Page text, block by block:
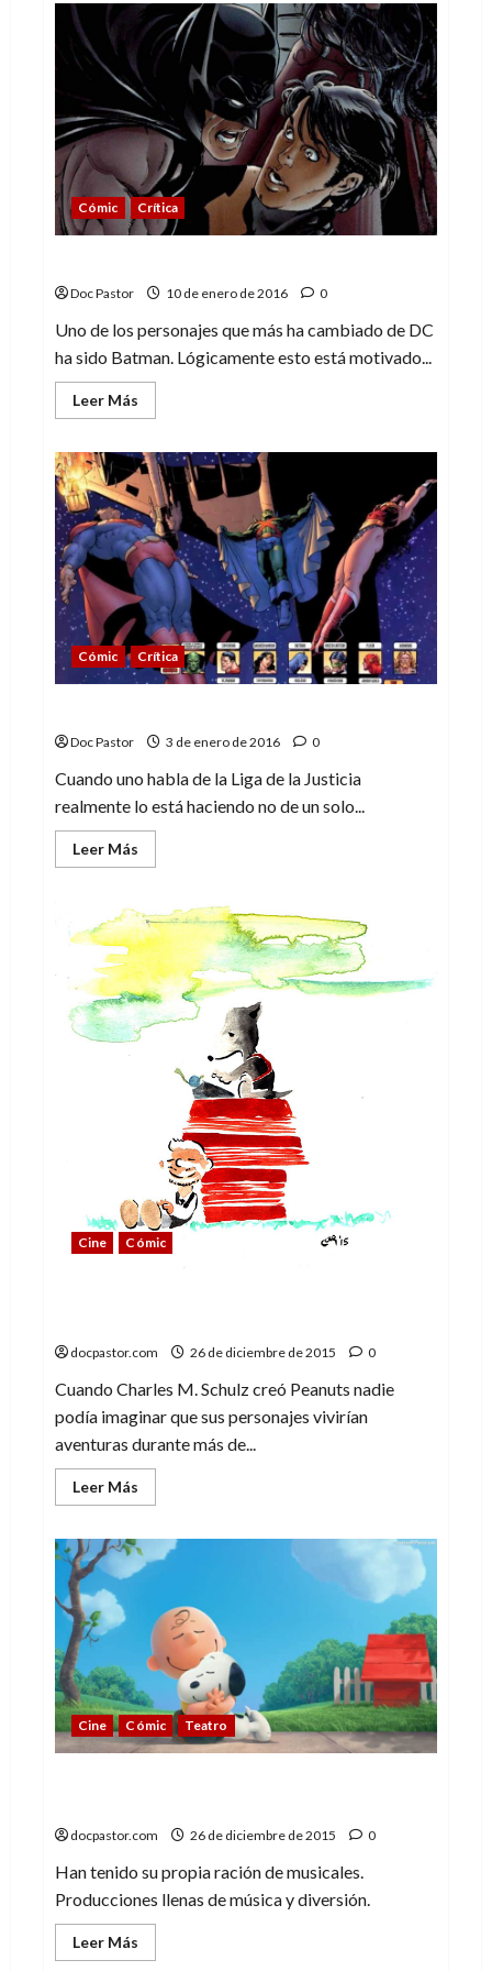
Spider-
Man:
(imprescindible)
historia
jamás
contada
Cómic Crítica
Doc Pastor 10 de enero de 2016 0
Uno de los personajes que más ha cambiado de DC
ha sido Batman. Lógicamente esto está motivado...
Leer Más
más
Convergencia:
Batman
(Flashpoint
1
de
2)
Cómic Crítica
Doc Pastor 3 de enero de 2016 0
Cuando uno habla de la Liga de la Justicia
realmente lo está haciendo no de un solo...
Leer Más
más
Convergencia:
Liga
de
la
Justicia
Cine Cómic
docpastor.com 26 de diciembre de 2015 0
Cuando Charles M. Schulz creó Peanuts nadie
podía imaginar que sus personajes vivirían
aventuras durante más de...
Leer Más
más
Peanuts
–
Desde
tazón
de
cereales
al
espacio
Cine Cómic Teatro
docpastor.com 26 de diciembre de 2015 0
Han tenido su propia ración de musicales.
Producciones llenas de música y diversión.
Leer Más
más